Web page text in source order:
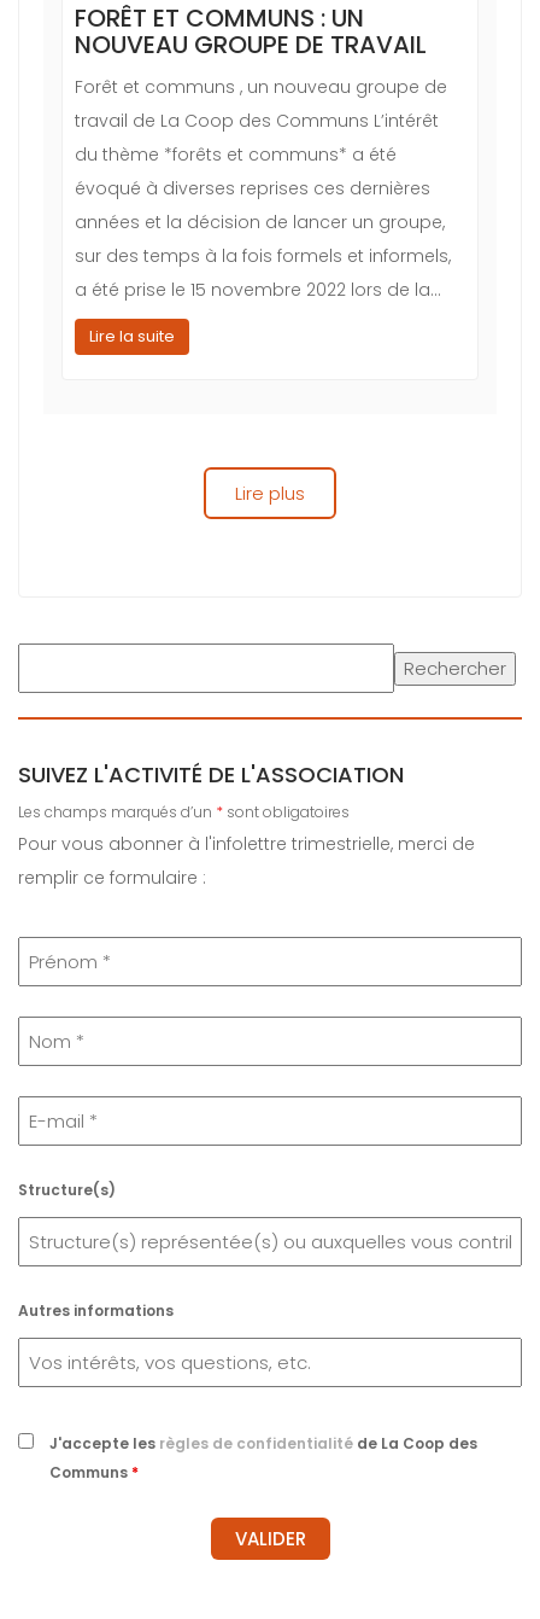
FORÊT ET COMMUNS : UN
NOUVEAU GROUPE DE TRAVAIL
Forêt et communs , un nouveau groupe de
travail de La Coop des Communs L’intérêt
du thème *forêts et communs* a été
évoqué à diverses reprises ces dernières
années et la décision de lancer un groupe,
sur des temps à la fois formels et informels,
a été prise le 15 novembre 2022 lors de la…
Lire la suite
Lire plus
Rechercher
SUIVEZ L'ACTIVITÉ DE L'ASSOCIATION
Les champs marqués d’un * sont obligatoires
Pour vous abonner à l'infolettre trimestrielle, merci de
remplir ce formulaire :
Structure(s)
Autres informations
J'accepte les règles de confidentialité de La Coop des
Communs *